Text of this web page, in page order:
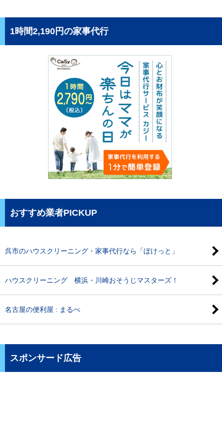
1時間2,190円の家事代行
おすすめ業者PICKUP
呉市のハウスクリーニング・家事代行なら「ぽけっと」
ハウスクリーニング 横浜・川崎おそうじマスターズ！
名古屋の便利屋 : まるべ
スポンサード広告